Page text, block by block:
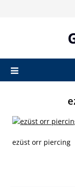
ezüst orr piercing